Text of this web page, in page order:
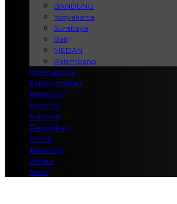
BANDUNG
Yogyakarta
Surabaya
Bali
MEDAN
Palembang
Internasional
Pemerintahan
Kesehatan
Kriminal
Nasional
Pendidikan
Politik
Teknologi
Wisata
Sport